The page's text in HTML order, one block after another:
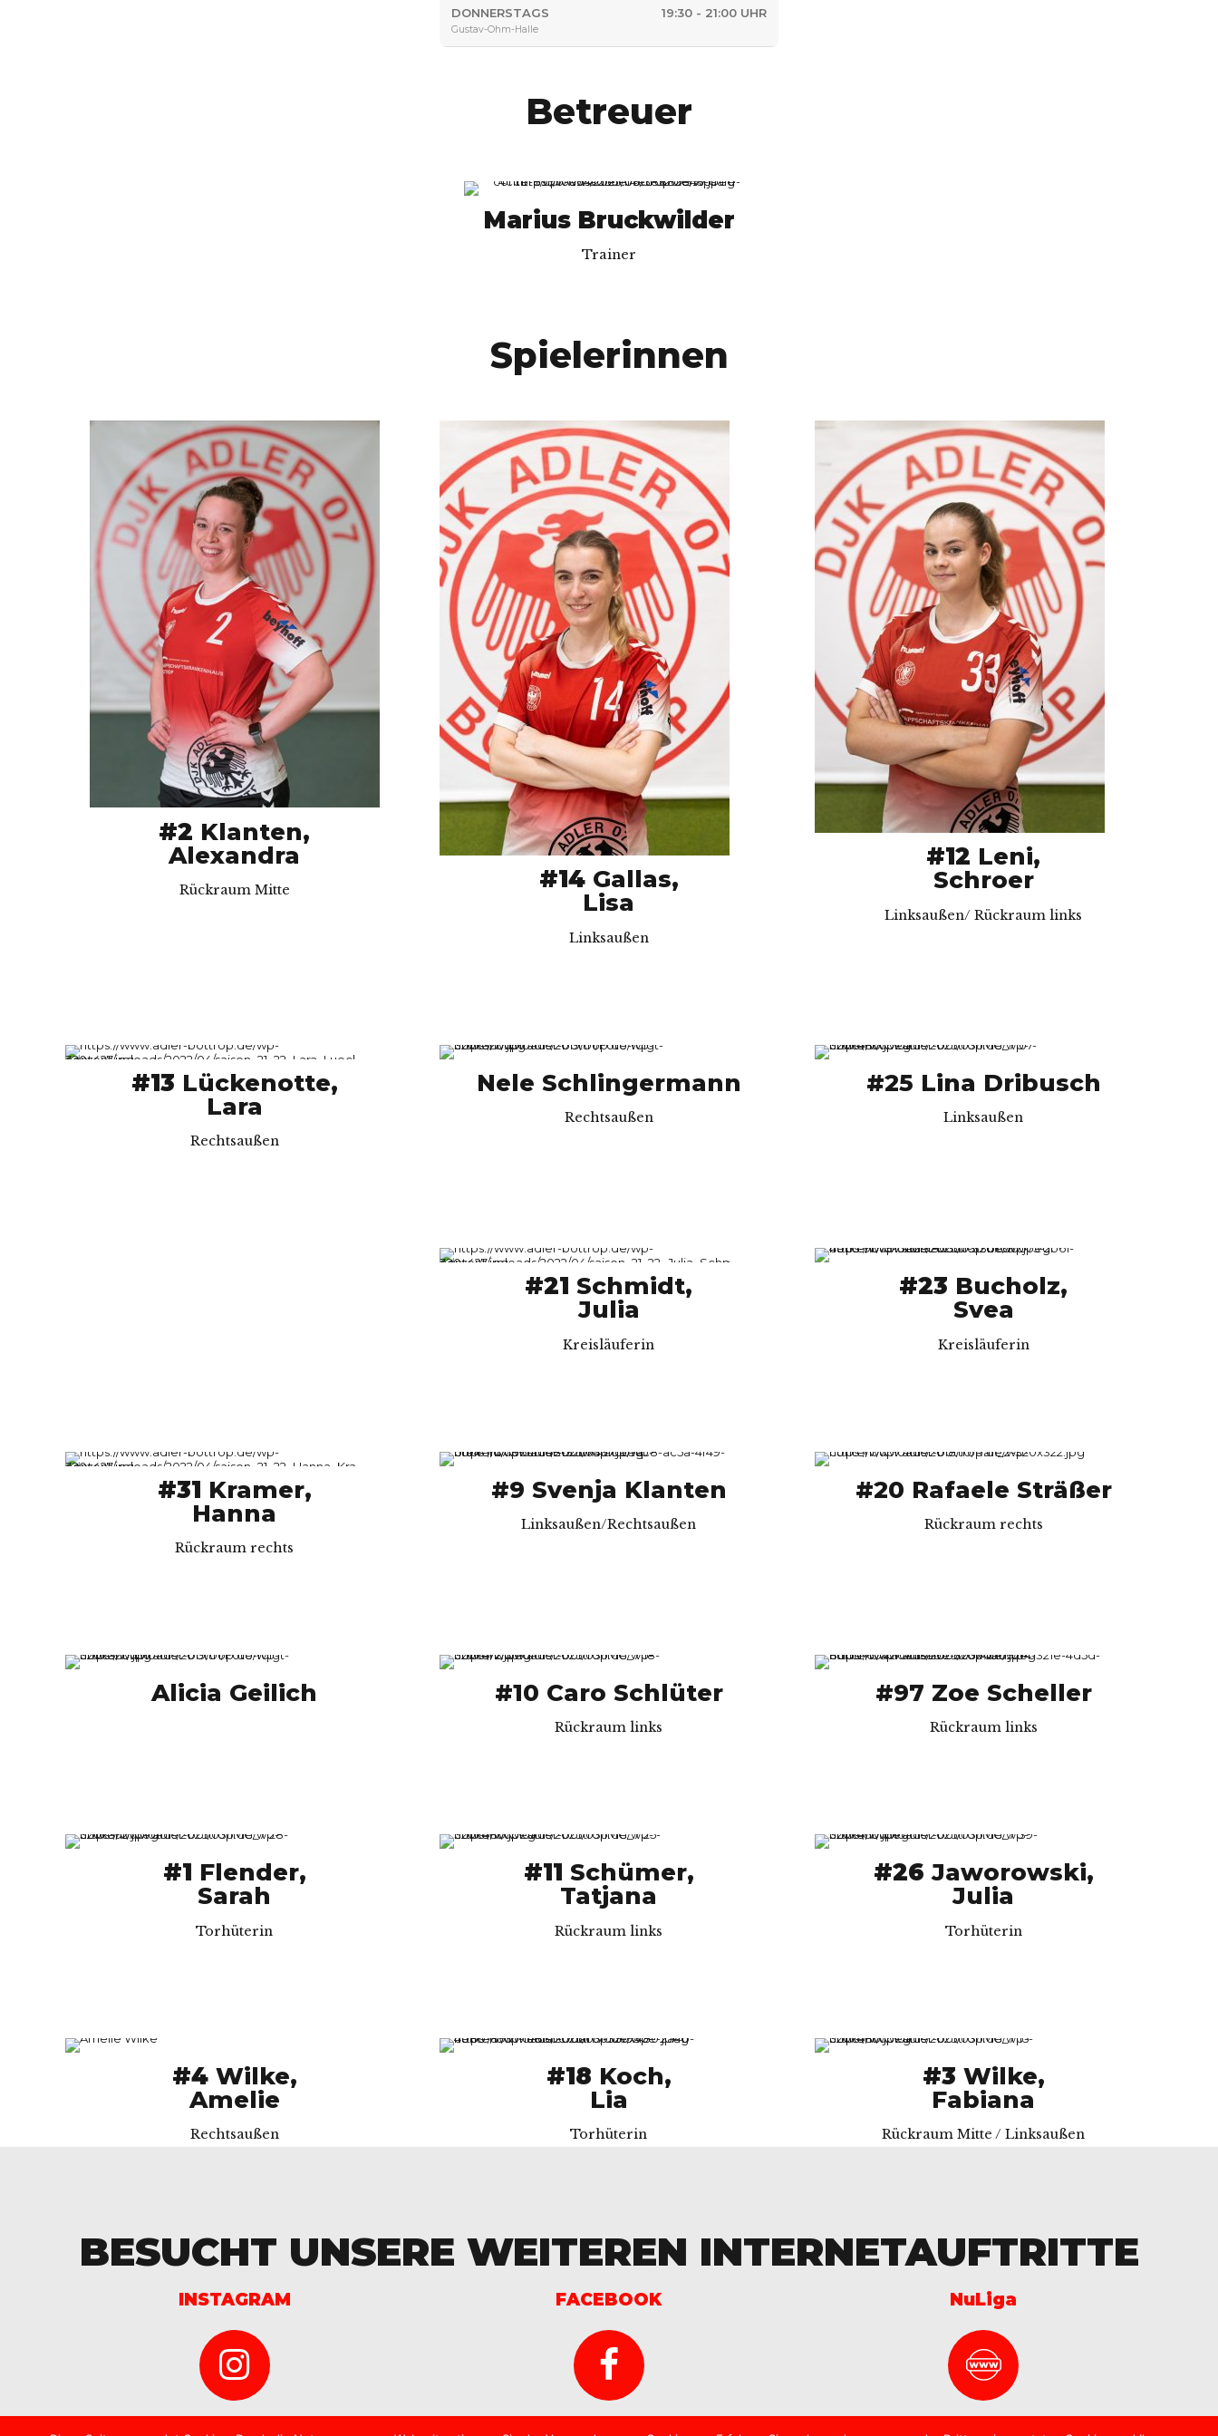
DONNERSTAGS
Gustav-Ohm-Halle
19:30 - 21:00 UHR
Betreuer
Marius Bruckwilder
Trainer
Spielerinnen
#2 Klanten,
Alexandra
Rückraum Mitte #14Gallas,
Lisa
Linksaußen
#12 Leni,
Schroer
Linksaußen/ Rückraum links
#13 Lückenotte,
Lara
Rechtsaußen
Nele Schlingermann
Rechtsaußen
#25 Lina Dribusch
Linksaußen
#21 Schmidt,
Julia
Kreisläuferin
#23 Bucholz,
Svea
Kreisläuferin
#31 Kramer,
Hanna
Rückraum rechts
#9 Svenja Klanten
Linksaußen/Rechtsaußen
#20 Rafaele Sträßer
Rückraum rechts
Alicia Geilich #10 Caro Schlüter
Rückraum links
#97 Zoe Scheller
Rückraum links
#1 Flender,
Sarah
Torhüterin
#11 Schümer,
Tatjana
Rückraum links
#26 Jaworowski,
Julia
Torhüterin
#4Wilke,
Amelie
Rechtsaußen
#18 Koch,
Lia
Torhüterin
#3 Wilke,
Fabiana
Rückraum Mitte / Linksaußen
BESUCHT UNSERE WEITEREN INTERNETAUFTRITTE
INSTAGRAM FACEBOOK NuLiga